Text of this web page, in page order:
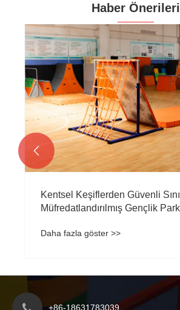
Haber Önerileri
Spor ve Eğitimin Entegrasyonu
Daha fazla göster >>

+86-18631783039